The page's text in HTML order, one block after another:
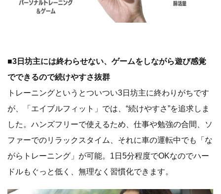
■3日坊主には終わらせない、ゲームをしながら遊び感覚
でできるので続けやすさ抜群
トレーニングというとついつい3日坊主に終わりがちです
が、「エイブルフィット」では、“続けやすさ”を追求しま
した。ハンズフリーで使えるため、仕事や勉強の合間、ソ
ファーでのリラックスタイム、それに車の運転中でも「な
がらトレーニング」が可能。1日5分程度でOKなのでハー
ドルもぐっと低く、無理なく習慣化できます。